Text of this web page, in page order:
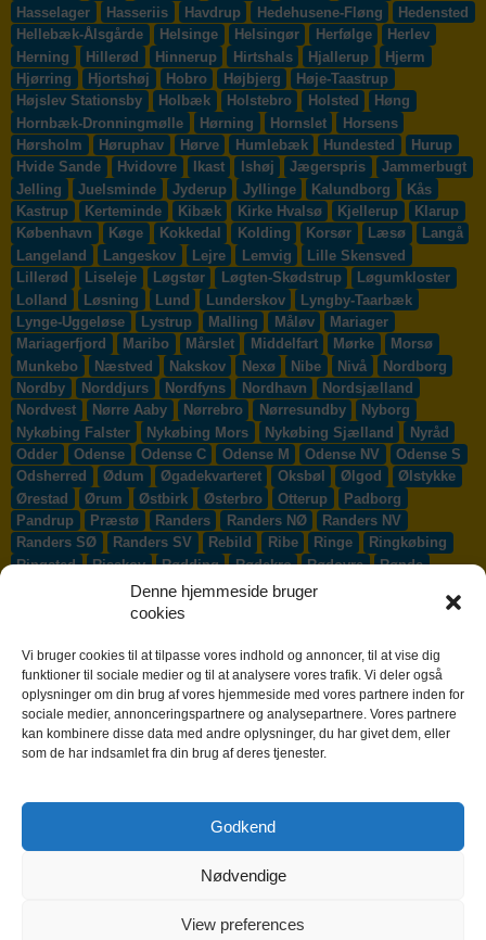
Denne hjemmeside bruger
cookies
Vi bruger cookies til at tilpasse vores indhold og annoncer, til at vise dig
funktioner til sociale medier og til at analysere vores trafik. Vi deler også
oplysninger om din brug af vores hjemmeside med vores partnere inden for
sociale medier, annonceringspartnere og analysepartnere. Vores partnere
kan kombinere disse data med andre oplysninger, du har givet dem, eller
som de har indsamlet fra din brug af deres tjenester.
Godkend
Nødvendige
View preferences
Hasselager
Hasseriis Havdrup Hedehusene-Fløng
Hedensted
Hellebæk-Ålsgårde
Helsinge Helsingør Herfølge
Herlev
Herning
Hillerød Hinnerup Hirtshals Hjallerup
Hjerm
Hjørring
Hjortshøj Hobro Højbjerg
Høje-Taastrup
Højslev Stationsby
Holbæk Holstebro Holsted
Høng
Hornbæk-Dronningmølle
Hørning Hornslet
Horsens
Hørsholm
Høruphav Hørve Humlebæk Hundested
Hurup
Hvide Sande
Hvidovre Ikast Ishøj Jægerspris
Jammerbugt
Jelling
Juelsminde Jyderup Jyllinge Kalundborg
Kås
Kastrup
Kerteminde Kibæk Kirke Hvalsø Kjellerup
Klarup
København
Køge Kokkedal Kolding Korsør Læsø
Langå
Langeland
Langeskov Lejre Lemvig
Lille Skensved
Lillerød
Liseleje Løgstør Løgten-Skødstrup
Løgumkloster
Lolland
Løsning Lund Lunderskov
Lyngby-Taarbæk
Lynge-Uggeløse
Lystrup Malling Måløv
Mariager
Mariagerfjord
Maribo Mårslet Middelfart Mørke
Morsø
Munkebo
Næstved Nakskov Nexø Nibe Nivå
Nordborg
Nordby
Norddjurs Nordfyns Nordhavn
Nordsjælland
Nordvest
Nørre Aaby Nørrebro Nørresundby
Nyborg
Nykøbing Falster
Nykøbing Mors Nykøbing Sjælland
Nyråd
Odder
Odense Odense C Odense M Odense NV
Odense S
Odsherred
Ødum Øgadekvarteret Oksbøl Ølgod
Ølstykke
Ørestad
Ørum Østbirk Østerbro Otterup
Padborg
Pandrup
Præstø Randers Randers NØ
Randers NV
Randers SØ
Randers SV Rebild Ribe Ringe
Ringkøbing
Ringsted
Risskov Rødding Rødekro Rødovre
Rønde
Rønnede Roskilde Rudersdal
Rudkøbing
Ry Ryomgård
Skælskør
Skærbæk Skævinge Skagen
Skalborg
Skanderborg
Skibby Skibet Skive Skjern
Skørping
Skovlunde
Slagelse Slangerup Smørum
Smørumnedre
Sofiendal
Søften Solbjerg Solrød
Solrød Strand
Sønderborg
Søndersø Sorø Starup Stege
Stenløse
Stilling Stoholm
Sunds
Sydhavnen Taastrup
Taulov
Them Thisted Thurø By Tilst Tinglev
Tjæreborg
Tørring Trige
Vestbjerg Vester Hassing